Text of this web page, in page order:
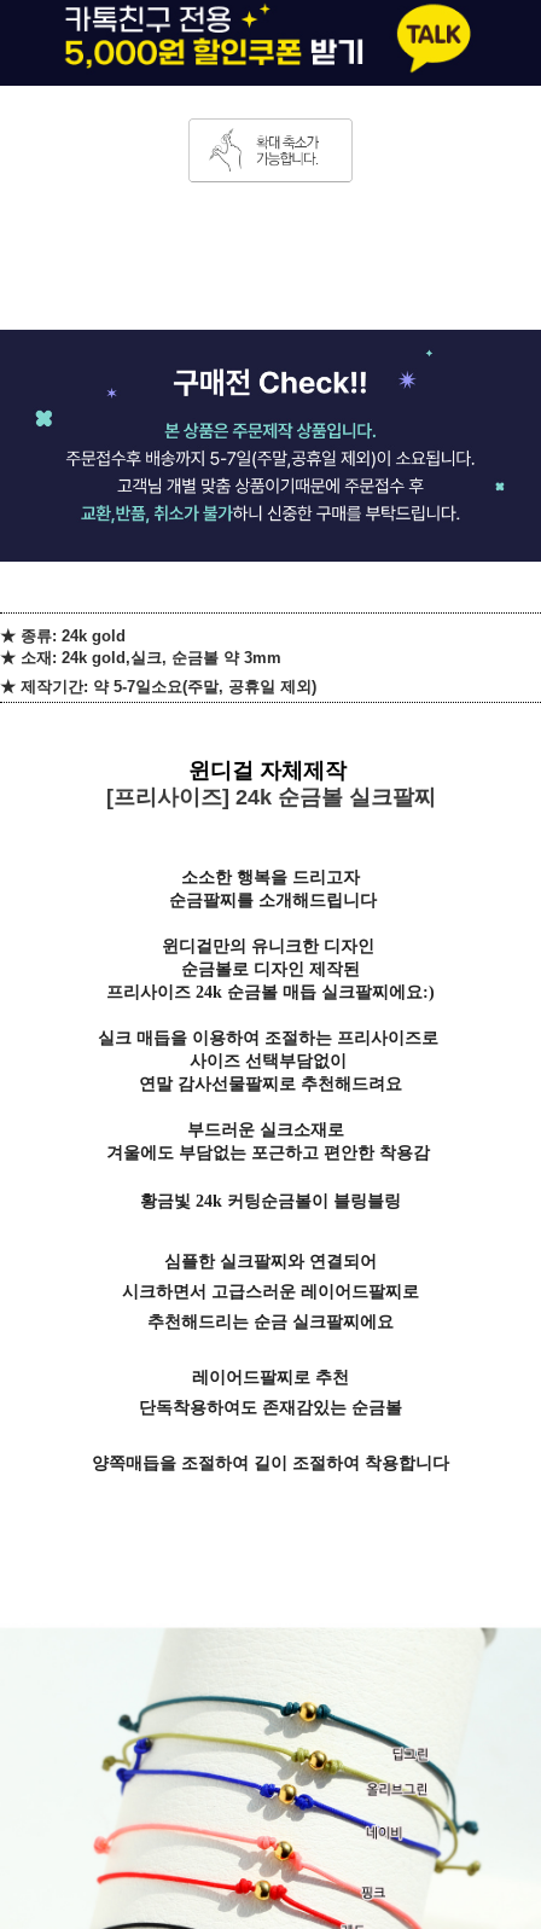
★ 종류: 24k gold
★ 소재: 24k gold,실크, 순금볼 약 3mm
★ 제작기간: 약 5-7일소요(주말, 공휴일 제외)
윈디걸 자체제작
[프리사이즈] 24k 순금볼 실크팔찌
소소한 행복을 드리고자
순금팔찌를 소개해드립니다
윈디걸만의 유니크한 디자인
순금볼로 디자인 제작된
프리사이즈 24k 순금볼 매듭 실크팔찌에요:)
실크 매듭을 이용하여 조절하는 프리사이즈로
사이즈 선택부담없이
연말 감사선물팔찌로 추천해드려요
부드러운 실크소재로
겨울에도 부담없는 포근하고 편안한 착용감
황금빛 24k 커팅순금볼이 블링블링
심플한 실크팔찌와 연결되어
시크하면서 고급스러운 레이어드팔찌로
추천해드리는 순금 실크팔찌에요
레이어드팔찌로 추천
단독착용하여도 존재감있는 순금볼
양쪽매듭을 조절하여 길이 조절하여 착용합니다